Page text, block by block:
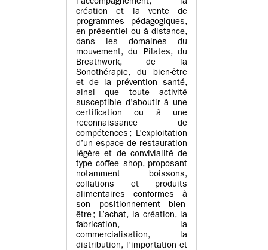
l’accompagnement, la
création et la vente de
programmes pédagogiques,
en présentiel ou à distance,
dans les domaines du
mouvement, du Pilates, du
Breathwork, de la
Sonothérapie, du bien-être
et de la prévention santé,
ainsi que toute activité
susceptible d’aboutir à une
certification ou à une
reconnaissance de
compétences ; L’exploitation
d’un espace de restauration
légère et de convivialité de
type coffee shop, proposant
notamment boissons,
collations et produits
alimentaires conformes à
son positionnement bien-
être ; L’achat, la création, la
fabrication, la
commercialisation, la
distribution, l’importation et